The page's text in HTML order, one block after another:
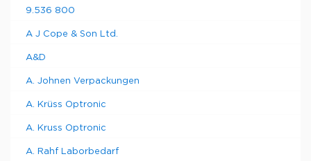
9.536 800
A J Cope & Son Ltd.
A&D
A. Johnen Verpackungen
A. Krüss Optronic
A. Kruss Optronic
A. Rahf Laborbedarf